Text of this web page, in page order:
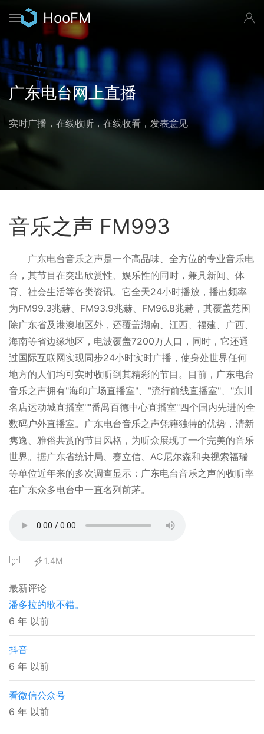
转
到
主
要
内
HooFM
广东电台网上直播
实时广播，在线收听，在线收看，发表意见
音乐之声 FM993
广东电台音乐之声是一个高品味、全方位的专业音乐电
台，其节目在突出欣赏性、娱乐性的同时，兼具新闻、体
育、社会生活等各类资讯。它全天24小时播放，播出频率
为FM99.3兆赫、FM93.9兆赫、FM96.8兆赫，其覆盖范围
除广东省及港澳地区外，还覆盖湖南、江西、福建、广西、
海南等省边缘地区，电波覆盖7200万人口，同时，它还通
过国际互联网实现同步24小时实时广播，使身处世界任何
地方的人们均可实时收听到其精彩的节目。目前，广东电台
音乐之声拥有"海印广场直播室"、"流行前线直播室"、"东川
名店运动城直播室""番禺百德中心直播室"四个国内先进的全
数码户外直播室。广东电台音乐之声凭籍独特的优势，清新
隽逸、雅俗共赏的节目风格，为听众展现了一个完美的音乐
世界。据广东省统计局、赛立信、AC尼尔森和央视索福瑞
等单位近年来的多次调查显示：广东电台音乐之声的收听率
在广东众多电台中一直名列前茅。
1.4M
最新评论
潘多拉的歌不错。
6 年 以前
抖音
6 年 以前
看微信公众号
6 年 以前